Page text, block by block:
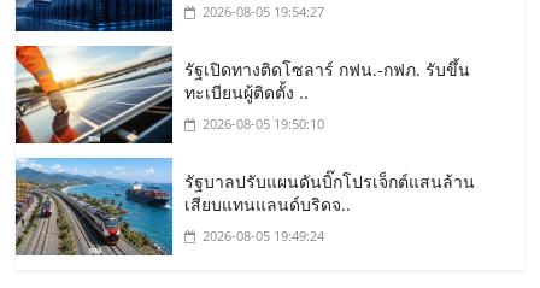
2026-08-05 19:54:27
รัฐเปิดทางติดโซลาร์ กฟน.-กฟภ. รับขึ้น
ทะเบียนผู้ติดตั้ง ..
2026-08-05 19:50:10
รัฐบาลปรับแผนดันบิ๊กโปรเจ็กต์แสนล้าน
เสียบแทนแลนด์บริดจ..
2026-08-05 19:49:24